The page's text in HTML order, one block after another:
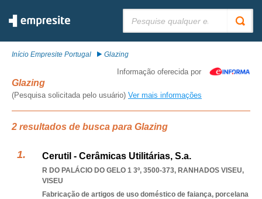
Início Empresite Portugal Glazing
Informação oferecida por
Glazing
(Pesquisa solicitada pelo usuário) Ver mais informações
2 resultados de busca para Glazing
Cerutil - Cerâmicas Utilitárias, S.a.
R DO PALÁCIO DO GELO 1 3º, 3500-373, RANHADOS VISEU,
VISEU
Fabricação de artigos de uso doméstico de faiança, porcelana